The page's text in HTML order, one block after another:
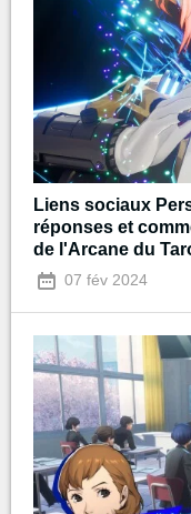
Liens sociaux
réponses et
de l'Arcane du
07 fév 2024